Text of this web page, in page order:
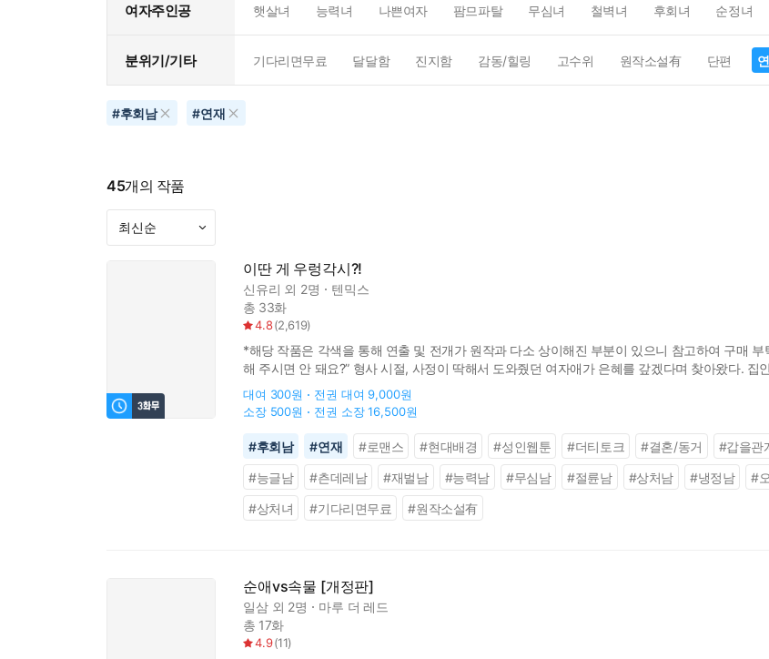
여자주인공 햇살녀 능력녀 나쁜여자 팜므파탈 무심녀 철벽녀 후회녀 순정녀
분위기/기타 기다리면무료 달달함 진지함 감동/힐링 고수위 원작소설有 단편
#후회남 #연재
45개의 작품
이딴 게 우렁각시?!
신유리 외 2명
텐믹스
총 33화
4.8(2,619)
*해당 작품은 각색을 통해 연출 및 전개가 원작과 다소 상이해진 부분이 있으니 참고하여 구매
해 주시면 안 돼요?” 형사 시절, 사정이 딱해서 도와줬던 여자애가 은혜를 갚겠다며 찾아왔다.
일부러 겁을 주었다. “난 집안일 해줄 여자는 필요없어. 필요한건 딱 하나야.” “네…?” “나한테 몸 대
대여 300원 전권 대여 9,000원
소장 500원 전권 소장 16,500원
#후회남 #연재 #로맨스 #현대배경 #성인웹툰 #더티토크 #결혼/동거 #갑을관
#능글남 #츤데레남 #재벌남 #능력남 #무심남 #절륜남 #상처남 #냉정남 #
#상처녀 #기다리면무료 #원작소설有
순애vs속물 [개정판]
일삼외 2명
마루 더 레드
총 17화
4.9(11)